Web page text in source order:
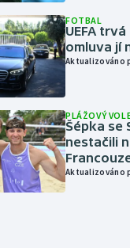
FOTBAL
UEFA
omluva jí
Aktualizováno
PLÁŽOVÝ
Šépka se
nestačili
Aktualizováno